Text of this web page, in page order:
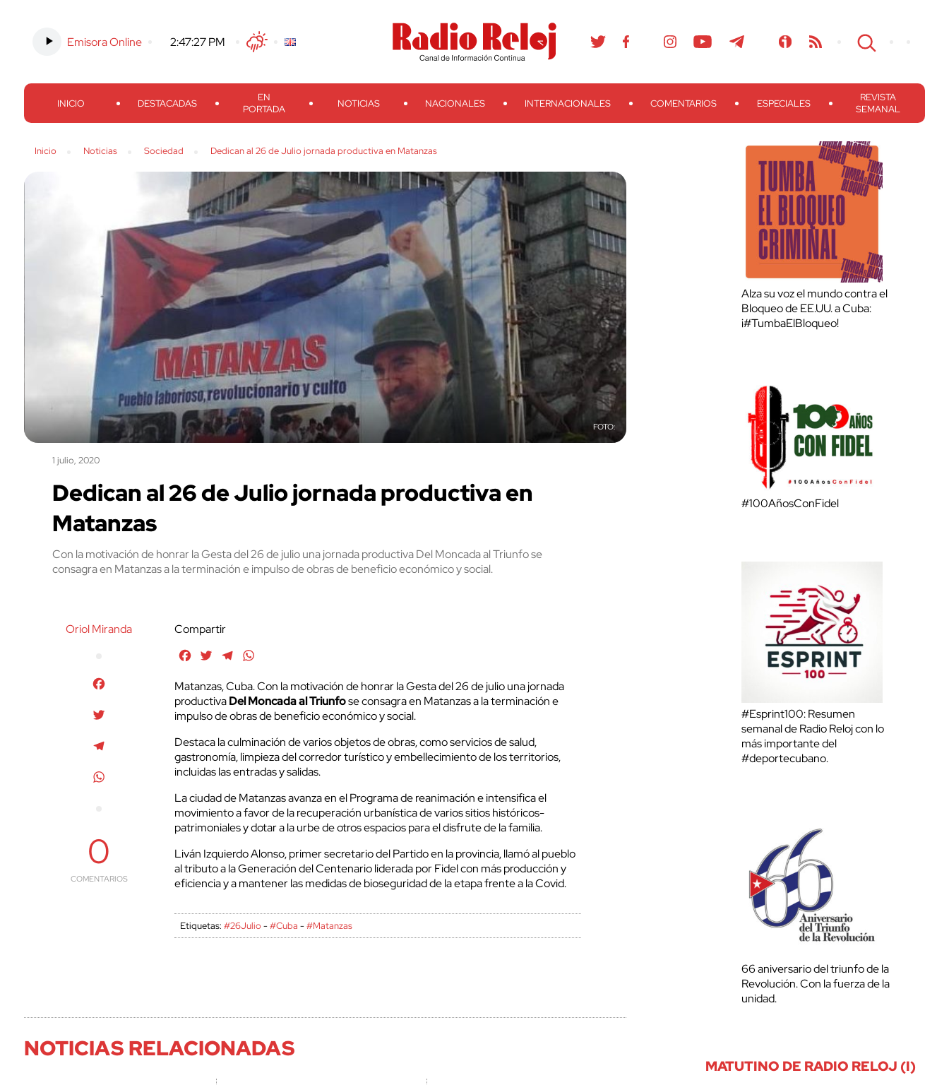
Emisora Online 2:47:28 PM TwitterFacebook
Threads
Instagram TelegramTeveo Ivoox RSS Search
INICIO DESTACADAS
EN
PORTADA
NOTICIAS NACIONALES INTERNACIONALES COMENTARIOS ESPECIALES
REVISTA
SEMANAL
Inicio Noticias Sociedad Dedican al 26 de Julio jornada productiva en Matanzas
1 julio, 2020
Dedican al 26 de Julio jornada productiva en
Matanzas
Con la motivación de honrar la Gesta del 26 de julio una jornada productiva Del Moncada al Triunfo se
consagra en Matanzas a la terminación e impulso de obras de beneficio económico y social.
Oriol Miranda
0
COMENTARIOS
Compartir
FacebookTwitterTelegram
Matanzas, Cuba. Con la motivación de honrar la Gesta del 26 de julio una jornada
productivaDel Moncada al Triunfose consagra en Matanzas a la terminación e
impulso de obras de beneficio económico y social.
Destaca la culminación de varios objetos de obras, como servicios de salud,
gastronomía, limpieza del corredor turístico y embellecimiento de los territorios,
incluidas las entradas y salidas.
La ciudad de Matanzas avanza en el Programa de reanimación e intensifica el
movimiento a favor de la recuperación urbanística de varios sitios históricos-
patrimoniales y dotar a la urbe de otros espacios para el disfrute de la familia.
Liván Izquierdo Alonso, primer secretario del Partido en la provincia, llamó al pueblo
al tributo a la Generación del Centenario liderada por Fidel con más producción y
eficiencia y a mantener las medidas de bioseguridad de la etapa frente a la Covid.
Etiquetas:#26Julio -#Cuba -#Matanzas
NOTICIAS RELACIONADAS
Alza su voz el mundo contra el
Bloqueo de EE.UU. a Cuba:
¡#TumbaElBloqueo!
#100AñosConFidel
#Esprint100: Resumen
semanal de Radio Reloj con lo
más importante del
#deportecubano.
66 aniversario del triunfo de la
Revolución. Con la fuerza de la
unidad.
MATUTINO DE RADIO RELOJ (I)